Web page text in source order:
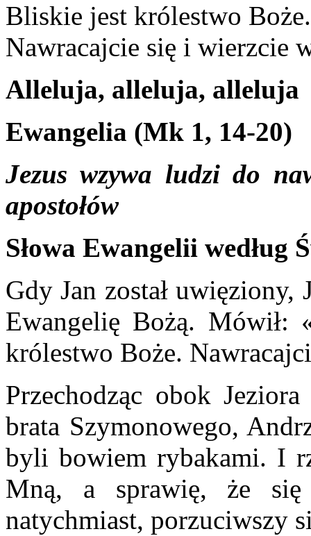
Bliskie jest królestwo Boże.
Nawracajcie się i wierzcie
Alleluja, alleluja, alleluja
Ewangelia (Mk 1, 14-20)
Jezus wzywa ludzi do
apostołów
Słowa Ewangelii według
Gdy Jan został uwięziony,
Ewangelię Bożą. Mówił:
królestwo Boże.
Przechodząc obok
brata Szymonowego,
byli bowiem rybakami. I
Mną, a sprawię, że
natychmiast, porzuciwszy